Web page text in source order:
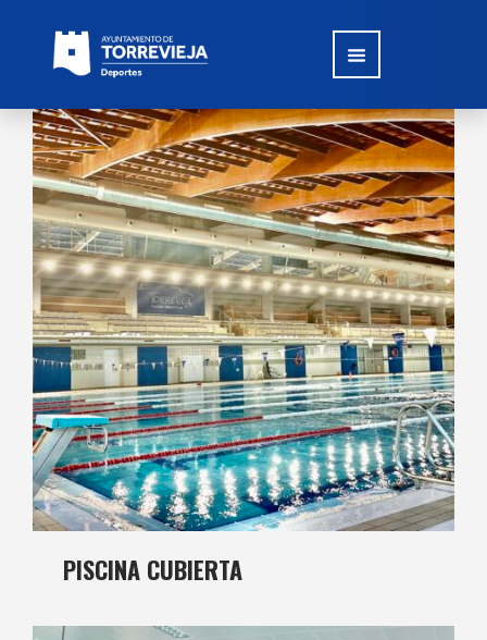
PISCINA CUBIERTA